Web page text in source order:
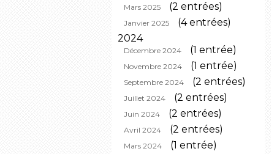
Mars 2025 (2 entrées)
Janvier 2025
(4 entrées)
2024
Décembre 2024 (1 entrée)
Novembre 2024 (1 entrée)
Septembre 2024 (2 entrées)
Juillet 2024 (2 entrées)
Juin 2024 (2 entrées)
Avril 2024 (2 entrées)
Mars 2024 (1 entrée)